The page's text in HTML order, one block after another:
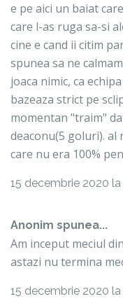
e pe aici un baiat
care l-as ruga sa-si
cine e cand ii citim
spunea sa ne
joaca nimic, ca
bazeaza strict pe
momentan "traim"
deaconu(5 goluri). al
care nu era 100%
15 decembrie 2020 la
Anonim spunea...
Am inceput meciul
astazi nu termina
15 decembrie 2020 la